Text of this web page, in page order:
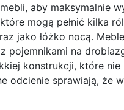
aby maksymalnie
mogą pełnić kilka
jako łóżko nocą.
pojemnikami na
konstrukcji, które
odcienie sprawiają, że